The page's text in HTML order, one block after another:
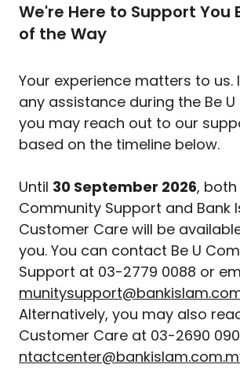
We're Here to Support You
of the Way
Your experience matters to us.
any assistance during the Be
you may reach out to our
based on the timeline below.
Until 30 September 2026, both
Community Support and Bank
Customer Care will be
you. You can contact Be U
Support at 03-2779 0088 or
Alternatively, you may also
Customer Care at 03-2690